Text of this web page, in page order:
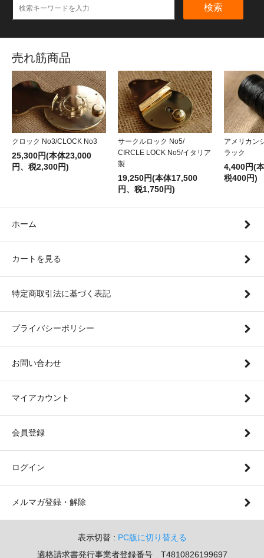
検索
売れ筋商品
クロック No3/CLOCK No3
25,300円(本体23,000
円、税2,300円)
サークルロック No5/
CIRCLE LOCK No5/イタリア
製
19,250円(本体17,500
円、税1,750円)
アメリカ
ラック
4,400円(
税400円)
ホーム
カートを見る
特定商取引法に基づく表記
プライバシーポリシー
お問い合わせ
マイアカウント
会員登録
ログイン
メルマガ登録・解除
表示切替 : PC版に切り替える
適格請求書発行事業者登録番号 T4810826199697